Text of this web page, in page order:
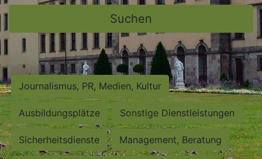
Suchen
Journalismus, PR, Medien, Kultur
Ausbildungsplätze Sonstige Dienstleistungen
Sicherheitsdienste Management, Beratung